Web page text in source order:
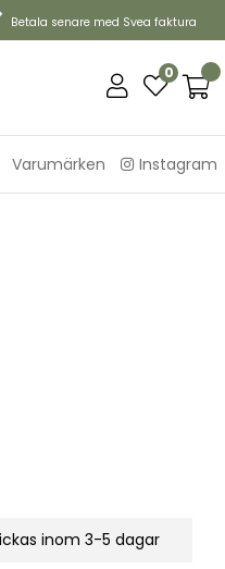
Betala senare med Svea faktura
0
Varumärken Instagram
inom 3-5 dagar